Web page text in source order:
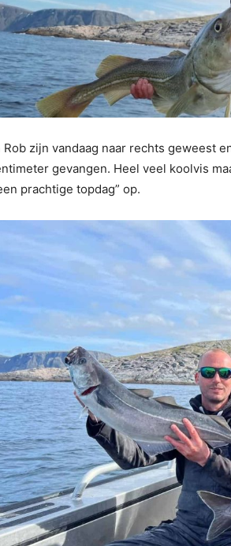
Rob zijn vandaag naar rechts geweest
gevangen. Heel veel koolvis
prachtige topdag” op.